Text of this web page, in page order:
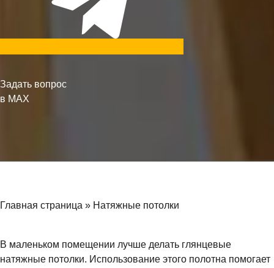
Задать вопрос
в MAX
Главная страница » Натяжные потолки
В маленьком помещении лучше делать глянцевые
натяжные потолки. Использование этого полотна помогает